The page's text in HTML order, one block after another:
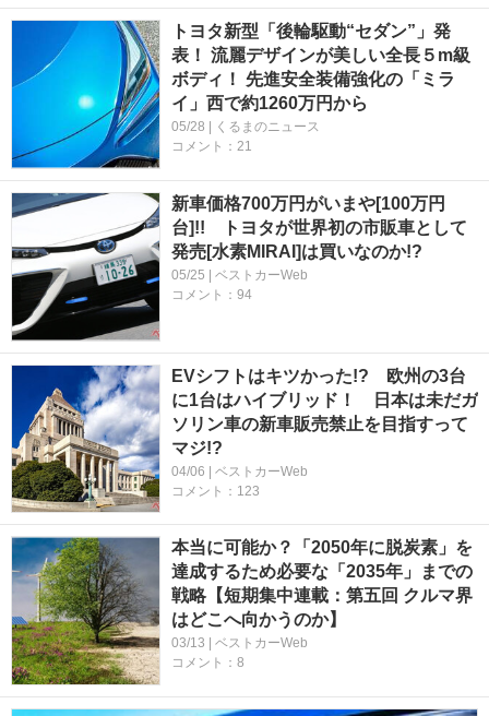
トヨタ新型「後輪駆動“セダン”」発
表！ 流麗デザインが美しい全長５m級
ボディ！ 先進安全装備強化の「ミラ
イ」西で約1260万円から
05/28 | くるまのニュース
コメント：21
新車価格700万円がいまや[100万円
台]!! トヨタが世界初の市販車として
発売[水素MIRAI]は買いなのか!?
05/25 | ベストカーWeb
コメント：94
EVシフトはキツかった!? 欧州の3台
に1台はハイブリッド！ 日本は未だガ
ソリン車の新車販売禁止を目指すって
マジ!?
04/06 | ベストカーWeb
コメント：123
本当に可能か？「2050年に脱炭素」を
達成するため必要な「2035年」までの
戦略【短期集中連載：第五回 クルマ界
はどこへ向かうのか】
03/13 | ベストカーWeb
コメント：8